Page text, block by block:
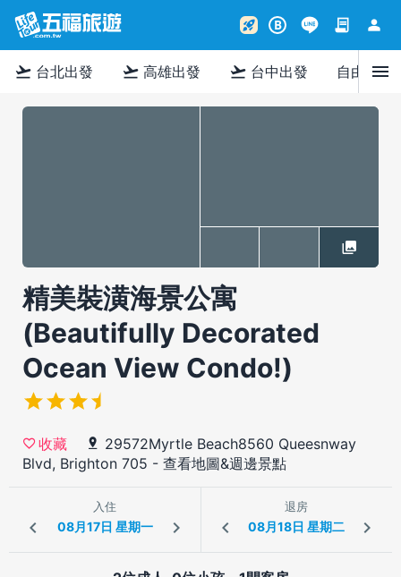
rocket_launch B contract person
flight_takeoff 台北出發 flight_takeoff 高雄出發 flight_takeoff 台中出發 自由行menu
精美裝潢海景公寓
(Beautifully Decorated
Ocean View Condo!)
收藏
29572Myrtle Beach8560 Queesnway
Blvd, Brighton 705 - 查看地圖&週邊景點
入住 退房